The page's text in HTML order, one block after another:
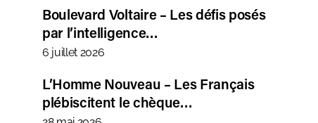
Boulevard Voltaire – Les défis posés
par l’intelligence…
6 juillet 2026
L’Homme Nouveau – Les Français
plébiscitent le chèque…